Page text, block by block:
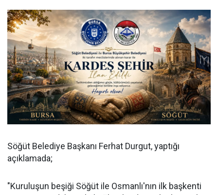
Söğüt Belediye Başkanı Ferhat Durgut, yaptığı
açıklamada;
"Kuruluşun beşiği Söğüt ile Osmanlı'nın ilk başkenti